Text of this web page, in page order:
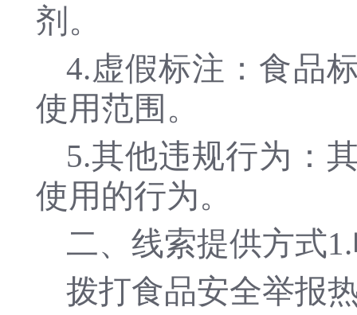
剂。
4.虚假标注：食品
使用范围。
5.其他违规行为：
使用的行为。
二、线索提供方式
拨打食品安全举报